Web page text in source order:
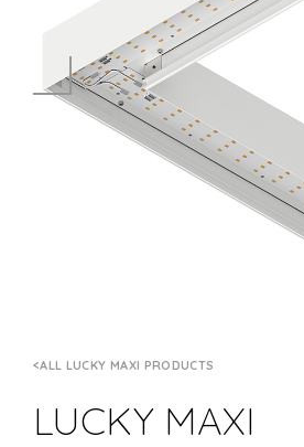
ALL LUCKY MAXI PRODUCTS
LUCKY MAXI